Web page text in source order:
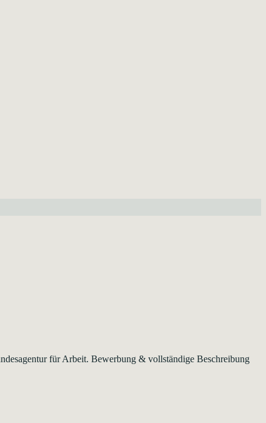
für Arbeit. Bewerbung & vollständige Beschreibung